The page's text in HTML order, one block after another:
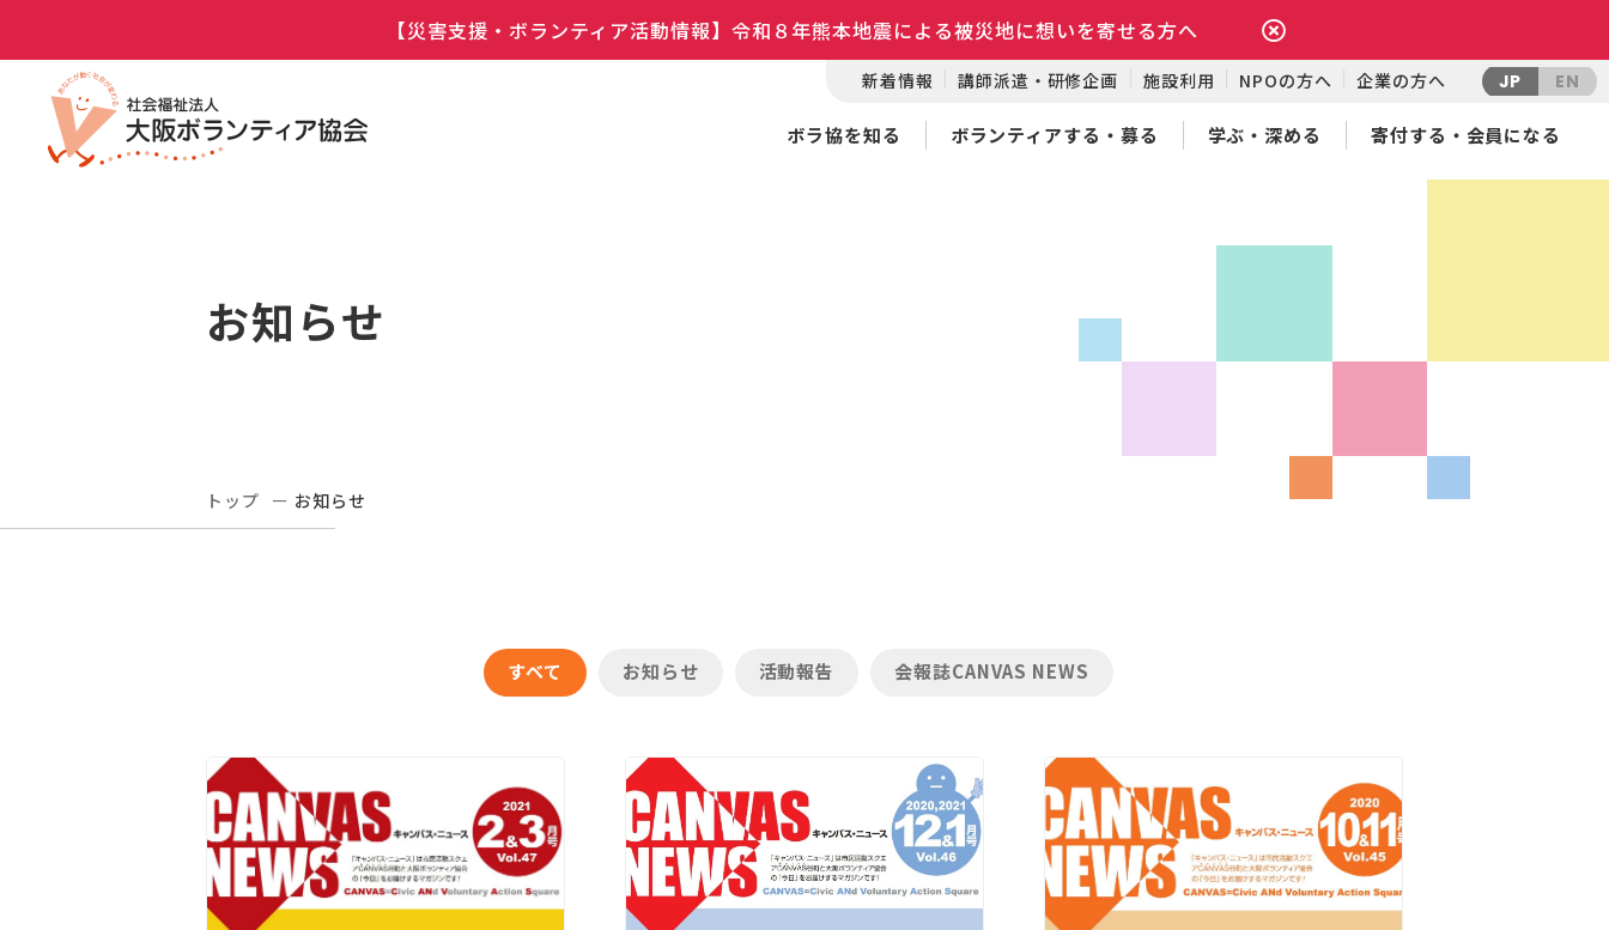
【災害支援・ボランティア活動情報】令和８年熊本地震による被災地に想いを寄せる方へ
新着情報 講師派遣・研修企画 施設利用 NPOの方へ 企業の方へ JP EN
ボラ協を知る ボランティアする・募る 学ぶ・深める 寄付する・会員になる
お知らせ
トップ お知らせ
すべて お知らせ 活動報告 会報誌CANVAS NEWS